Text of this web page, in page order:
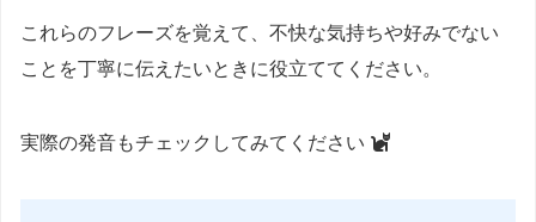
これらのフレーズを覚えて、不快な気持ちや好みでない
ことを丁寧に伝えたいときに役立ててください。
実際の発音もチェックしてみてください